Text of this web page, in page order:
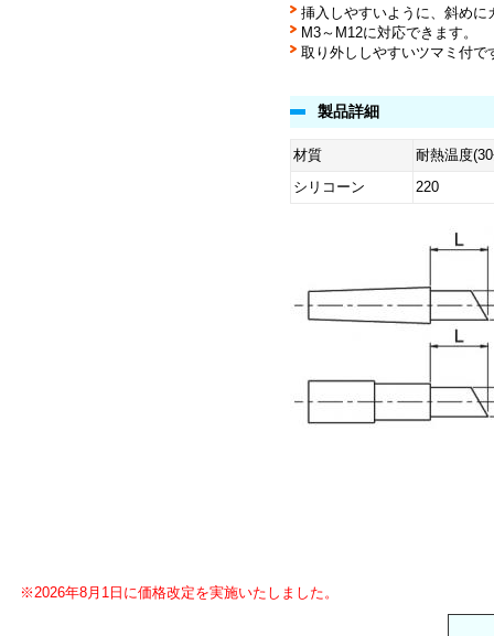
挿入しやすいように、斜めに
M3～M12に対応できます。
取り外ししやすいツマミ付で
製品詳細
材質
耐熱温度
シリコーン
220
※2026年8月1日に価格改定を実施いたしました。